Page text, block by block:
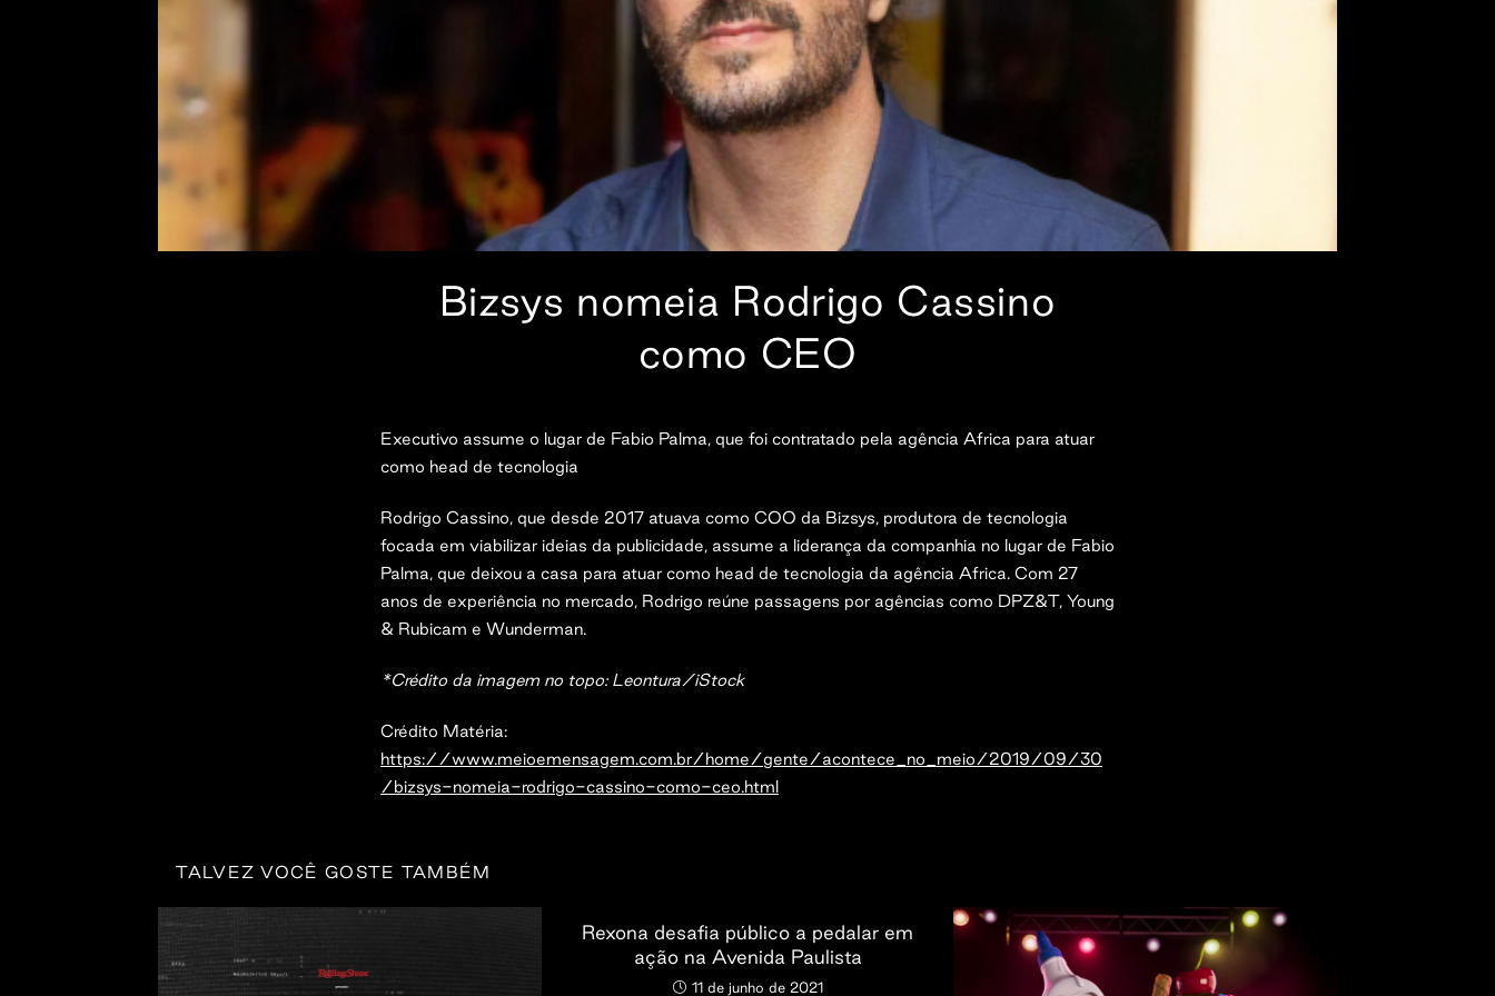
Bizsys nomeia Rodrigo Cassino
como CEO
Executivo assume o lugar de Fabio Palma, que foi contratado pela agência Africa para atuar
como head de tecnologia
Rodrigo Cassino, que desde 2017 atuava como COO da Bizsys, produtora de tecnologia
focada em viabilizar ideias da publicidade, assume a liderança da companhia no lugar de Fabio
Palma, que deixou a casa para atuar como head de tecnologia da agência Africa. Com 27
anos de experiência no mercado, Rodrigo reúne passagens por agências como DPZ&T, Young
& Rubicam e Wunderman.
*Crédito da imagem no topo: Leontura/iStock
Crédito Matéria:
https://www.meioemensagem.com.br/home/gente/acontece_no_meio/2019/09/30
/bizsys-nomeia-rodrigo-cassino-como-ceo.html
TALVEZ VOCÊ GOSTE TAMBÉM
Rexona desafia público a pedalar em
ação na Avenida Paulista
11 de junho de 2021